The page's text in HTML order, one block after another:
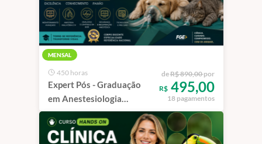
MENSAL
450 horas
Expert Pós - Graduação
em Anestesiologia
Veterinária
deR$ 890,00por
R$495,00
18 pagamentos